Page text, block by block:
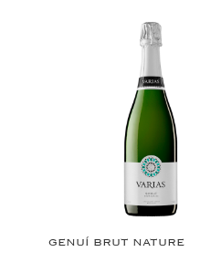
GENUÍ BRUT NATURE